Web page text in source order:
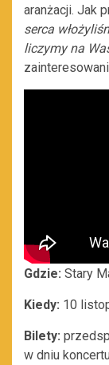
aranżacji. Jak
serca
liczymy na
Gdzie: Stary
Kiedy: 10
Bilety:
w dniu